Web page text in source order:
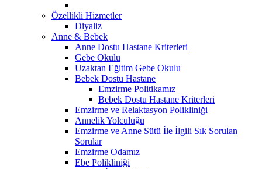
Özellikli Hizmetler
Diyaliz
Anne & Bebek
Anne Dostu Hastane Kriterleri
Gebe Okulu
Uzaktan Eğitim Gebe Okulu
Bebek Dostu Hastane
Emzirme Politikamız
Bebek Dostu Hastane Kriterleri
Emzirme ve Relaktasyon Polikliniği
Annelik Yolculuğu
Emzirme ve Anne Sütü İle İlgili Sık Sorulan
Sorular
Emzirme Odamız
Ebe Polikliniği